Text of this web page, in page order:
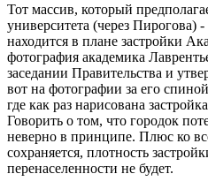
Тот массив, который
университета (через Пирогова)
находится в плане застройки
фотография академика
заседании Правительства и
вот на фотографии за его
где как раз нарисована
Говорить о том, что городок
неверно в принципе. Плюс ко
сохраняется, плотность
перенаселенности не будет.